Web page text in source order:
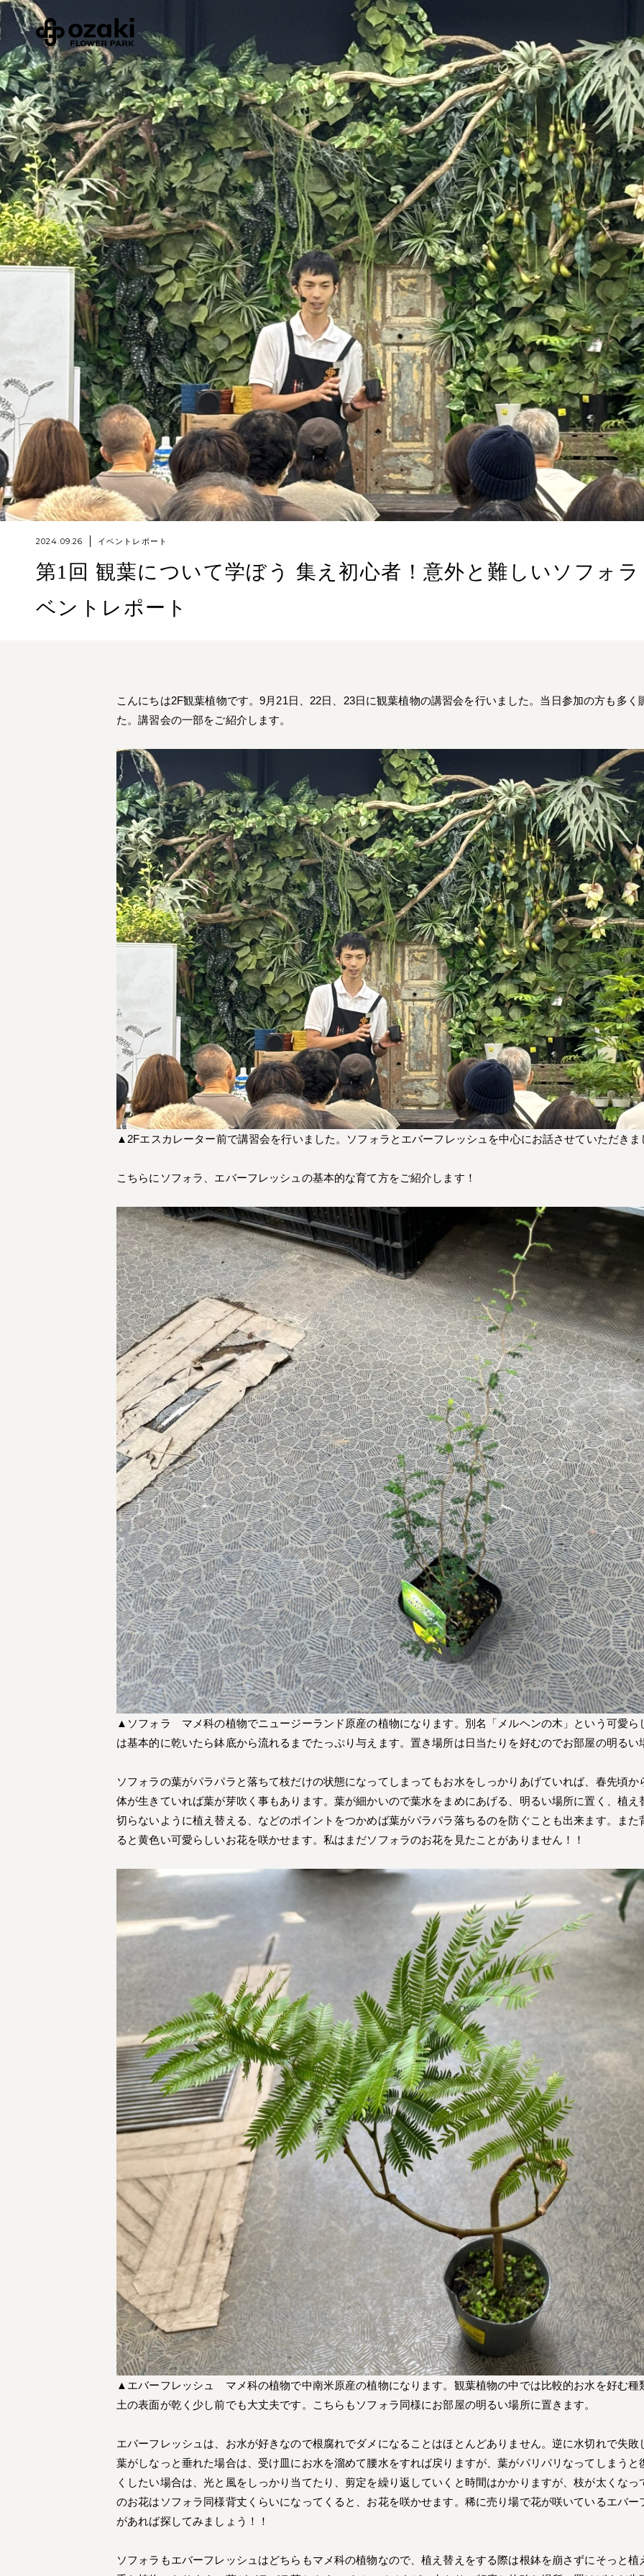
2024.09.26 イベントレポート
第1回 観葉について学ぼう 集え初心者！意外と難しいソフォ
ベントレポート
こんにちは2F観葉植物です。9月21日、22日、23日に観葉植物の講習会を行いました。当日参加の方も多
た。講習会の一部をご紹介します。
▲2Fエスカレーター前で講習会を行いました。ソフォラとエバーフレッシュを中心にお話させていただきま
こちらにソフォラ、エバーフレッシュの基本的な育て方をご紹介します！
▲ソフォラ マメ科の植物でニュージーランド原産の植物になります。別名「メルヘンの木」という可愛ら
は基本的に乾いたら鉢底から流れるまでたっぷり与えます。置き場所は日当たりを好むのでお部屋の明るい
ソフォラの葉がパラパラと落ちて枝だけの状態になってしまってもお水をしっかりあげていれば、春先頃
体が生きていれば葉が芽吹く事もあります。葉が細かいので葉水をまめにあげる、明るい場所に置く、植
切らないように植え替える、などのポイントをつかめば葉がパラパラ落ちるのを防ぐことも出来ます。ま
ると黄色い可愛らしいお花を咲かせます。私はまだソフォラのお花を見たことがありません！！
▲エバーフレッシュ マメ科の植物で中南米原産の植物になります。観葉植物の中では比較的お水を好む種
土の表面が乾く少し前でも大丈夫です。こちらもソフォラ同様にお部屋の明るい場所に置きます。
エバーフレッシュは、お水が好きなので根腐れでダメになることはほとんどありません。逆に水切れで失
葉がしなっと垂れた場合は、受け皿にお水を溜めて腰水をすれば戻りますが、葉がパリパリなってしまう
くしたい場合は、光と風をしっかり当てたり、剪定を繰り返していくと時間はかかりますが、枝が太くな
のお花はソフォラ同様背丈くらいになってくると、お花を咲かせます。稀に売り場で花が咲いているエバ
があれば探してみましょう！！
ソフォラもエバーフレッシュはどちらもマメ科の植物なので、植え替えをする際は根鉢を崩さずにそっと